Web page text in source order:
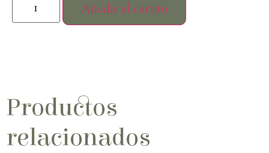
Añadir al carrito
Productos
relacionados